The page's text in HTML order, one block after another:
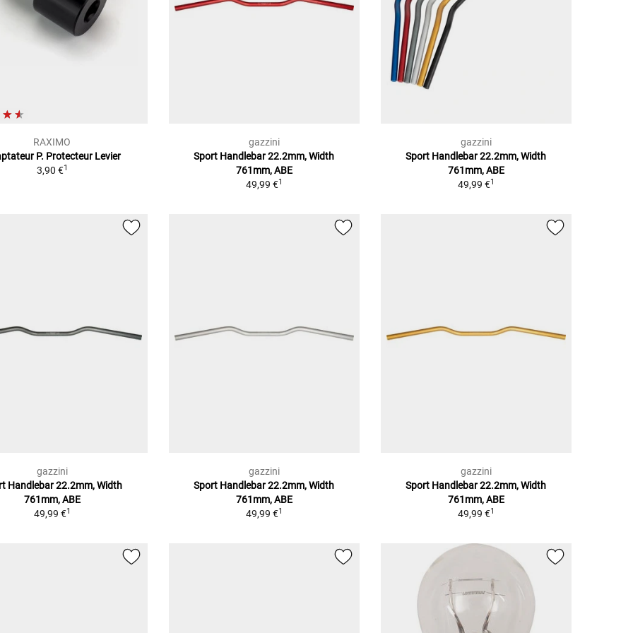
RAXIMO
P. Protecteur Levier
3,90 €1
gazzini
Sport Handlebar 22.2mm, Width
761mm, ABE
49,99 €1
gazzini
Sport Handlebar 22.2mm, Width
761mm, ABE
49,99 €1
gazzini
Handlebar 22.2mm, Width
761mm, ABE
49,99 €1
gazzini
Sport Handlebar 22.2mm, Width
761mm, ABE
49,99 €1
gazzini
Sport Handlebar 22.2mm, Width
761mm, ABE
49,99 €1